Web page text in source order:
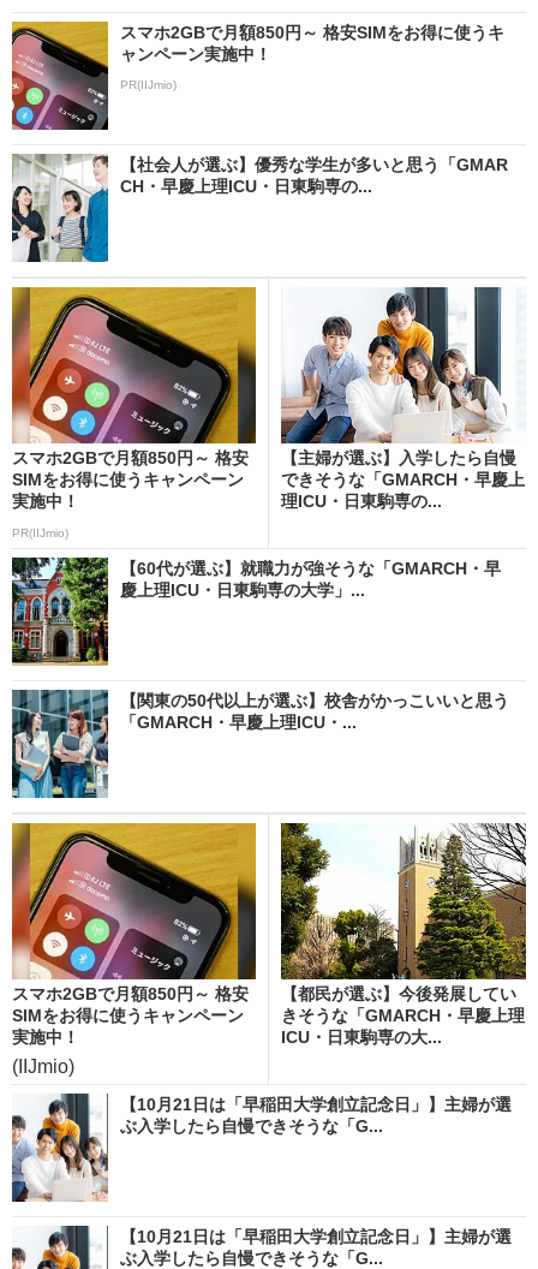
スマホ2GBで月額850円～ 格安SIMをお得に使うキ
ャンペーン実施中！
PR(IIJmio)
【社会人が選ぶ】優秀な学生が多いと思う「GMAR
CH・早慶上理ICU・日東駒専の...
スマホ2GBで月額850円～ 格安
SIMをお得に使うキャンペーン
実施中！
PR(IIJmio)
【主婦が選ぶ】入学したら自慢
できそうな「GMARCH・早慶上
理ICU・日東駒専の...
【60代が選ぶ】就職力が強そうな「GMARCH・早
慶上理ICU・日東駒専の大学」...
【関東の50代以上が選ぶ】校舎がかっこいいと思う
「GMARCH・早慶上理ICU・...
スマホ2GBで月額850円～ 格安
SIMをお得に使うキャンペーン
実施中！
(IIJmio)
【都民が選ぶ】今後発展してい
きそうな「GMARCH・早慶上理
ICU・日東駒専の大...
【10月21日は「早稲田大学創立記念日」】主婦が選
ぶ入学したら自慢できそうな「G...
【10月21日は「早稲田大学創立記念日」】主婦が選
ぶ入学したら自慢できそうな「G...